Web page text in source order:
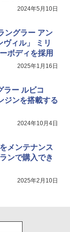
2024年5月10日
ングラー アン
ヴィル」 ミリ
ボディを採用
2025年1月16日
ラー ルビコ
ジンを搭載する
2024年10月4日
メンテナンス
ンで購入でき
2025年2月10日